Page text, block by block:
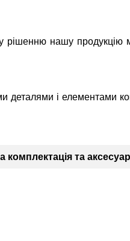
нашу продукцію
деталями і елементами
комплектація та